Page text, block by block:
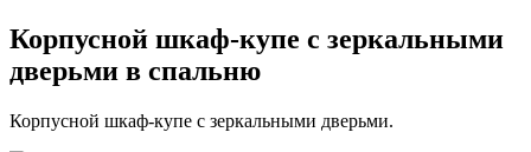
Корпусной шкаф-купе с зеркальными
дверьми в спальню
Корпусной шкаф-купе с зеркальными дверьми.